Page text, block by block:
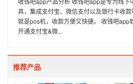
具，集成支付宝、微信支付以及银行卡收
就是pos机，收款方便又快捷。 收钱吧app
开通支付宝&微...
推荐产品